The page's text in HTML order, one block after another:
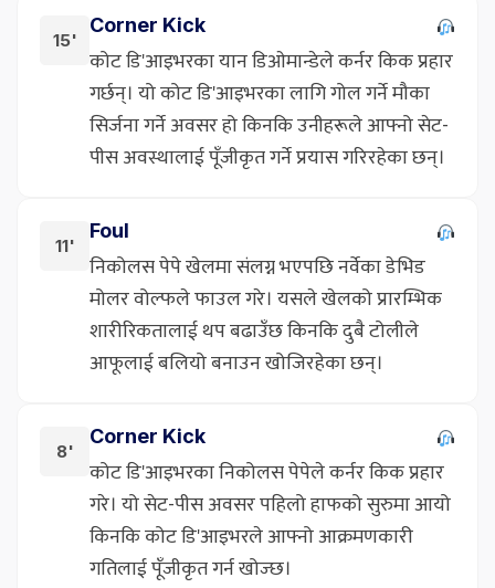
15'
Corner Kick
कोट डि'आइभरका यान डिओमान्डेले कर्नर किक प्रहार
गर्छन्। यो कोट डि'आइभरका लागि गोल गर्ने मौका
सिर्जना गर्ने अवसर हो किनकि उनीहरूले आफ्नो सेट-
पीस अवस्थालाई पूँजीकृत गर्ने प्रयास गरिरहेका छन्।
11'
Foul
निकोलस पेपे खेलमा संलग्न भएपछि नर्वेका डेभिड
मोलर वोल्फले फाउल गरे। यसले खेलको प्रारम्भिक
शारीरिकतालाई थप बढाउँछ किनकि दुबै टोलीले
आफूलाई बलियो बनाउन खोजिरहेका छन्।
8'
Corner Kick
कोट डि'आइभरका निकोलस पेपेले कर्नर किक प्रहार
गरे। यो सेट-पीस अवसर पहिलो हाफको सुरुमा आयो
किनकि कोट डि'आइभरले आफ्नो आक्रमणकारी
गतिलाई पूँजीकृत गर्न खोज्छ।